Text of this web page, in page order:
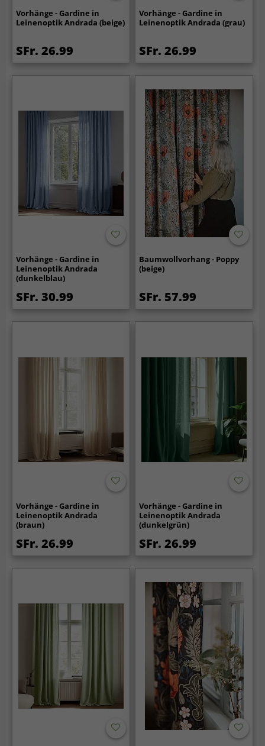
Vorhänge - Gardine in
Leinenoptik Andrada (beige)
SFr. 26.99
Vorhänge - Gardine in
Leinenoptik Andrada (grau)
SFr. 26.99
Vorhänge - Gardine in
Leinenoptik Andrada
(dunkelblau)
SFr. 30.99
Baumwollvorhang - Poppy
(beige)
SFr. 57.99
Vorhänge - Gardine in
Leinenoptik Andrada
(braun)
SFr. 26.99
Vorhänge - Gardine in
Leinenoptik Andrada
(dunkelgrün)
SFr. 26.99